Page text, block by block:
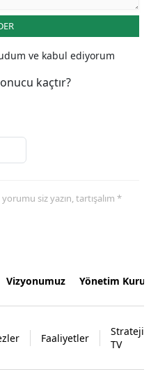
ve kabul ediyorum
kaçtır?
siz yazın, tartışalım *
Vizyonumuz Yönetim
Faaliyetler
Strateji
TV